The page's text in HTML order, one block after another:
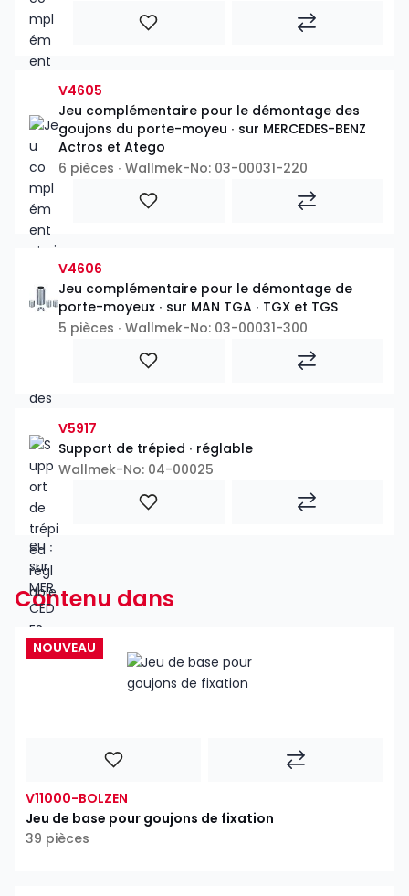
V4605
Jeu complémentaire pour le démontage des
goujons du porte-moyeu ∙ sur MERCEDES-BENZ
Actros et Atego
6 pièces ∙ Wallmek-No: 03-00031-220
V4606
Jeu complémentaire pour le démontage de
porte-moyeux ∙ sur MAN TGA ∙ TGX et TGS
5 pièces ∙ Wallmek-No: 03-00031-300
V5917
Support de trépied ∙ réglable
Wallmek-No: 04-00025
Contenu dans
NOUVEAU
V11000-BOLZEN
Jeu de base pour goujons de fixation
39 pièces